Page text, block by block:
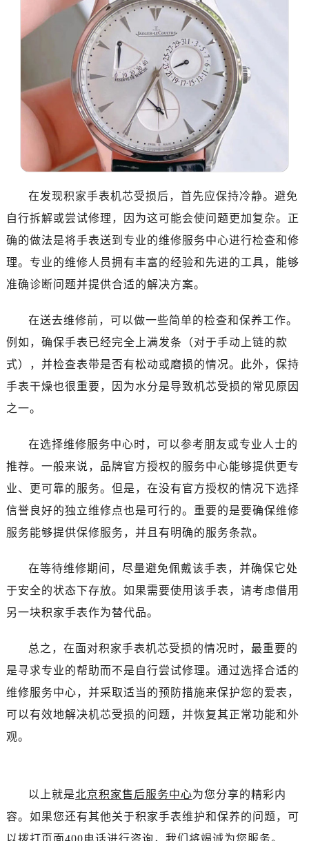
在发现积家手表机芯受损后，首先应保持冷静。避免
自行拆解或尝试修理，因为这可能会使问题更加复杂。正
确的做法是将手表送到专业的维修服务中心进行检查和修
理。专业的维修人员拥有丰富的经验和先进的工具，能够
准确诊断问题并提供合适的解决方案。
在送去维修前，可以做一些简单的检查和保养工作。
例如，确保手表已经完全上满发条（对于手动上链的款
式），并检查表带是否有松动或磨损的情况。此外，保持
手表干燥也很重要，因为水分是导致机芯受损的常见原因
之一。
在选择维修服务中心时，可以参考朋友或专业人士的
推荐。一般来说，品牌官方授权的服务中心能够提供更专
业、更可靠的服务。但是，在没有官方授权的情况下选择
信誉良好的独立维修点也是可行的。重要的是要确保维修
服务能够提供保修服务，并且有明确的服务条款。
在等待维修期间，尽量避免佩戴该手表，并确保它处
于安全的状态下存放。如果需要使用该手表，请考虑借用
另一块积家手表作为替代品。
总之，在面对积家手表机芯受损的情况时，最重要的
是寻求专业的帮助而不是自行尝试修理。通过选择合适的
维修服务中心，并采取适当的预防措施来保护您的爱表，
可以有效地解决机芯受损的问题，并恢复其正常功能和外
观。
以上就是北京积家售后服务中心为您分享的精彩内
容。如果您还有其他关于积家手表维护和保养的问题，可
以拨打页面400电话进行咨询，我们将竭诚为您服务。